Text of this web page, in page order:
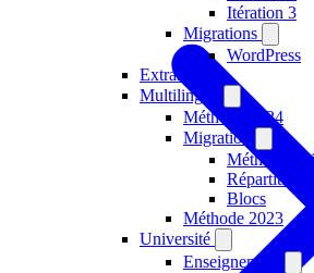
Itération 3
Migrations
WordPress
Extranets
Multilingue
Méthode 2024
Migration
Répartition
Blocs
Méthode 2023
Université
Enseignement